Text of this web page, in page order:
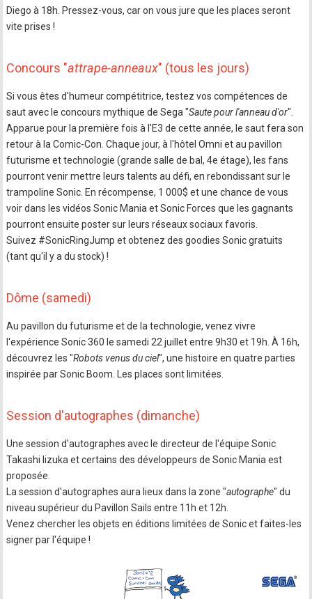
Diego à 18h. Pressez-vous, car on vous jure que les places seront
vite prises !
Concours "attrape-anneaux" (tous les jours)
Si vous êtes d'humeur compétitrice, testez vos compétences de
saut avec le concours mythique de Sega "Saute pour l'anneau d'or".
Apparue pour la première fois à l'E3 de cette année, le saut fera son
retour à la Comic-Con. Chaque jour, à l'hôtel Omni et au pavillon
futurisme et technologie (grande salle de bal, 4e étage), les fans
pourront venir mettre leurs talents au défi, en rebondissant sur le
trampoline Sonic. En récompense, 1 000$ et une chance de vous
voir dans les vidéos Sonic Mania et Sonic Forces que les gagnants
pourront ensuite poster sur leurs réseaux sociaux favoris.
Suivez #SonicRingJump et obtenez des goodies Sonic gratuits
(tant qu'il y a du stock) !
Dôme (samedi)
Au pavillon du futurisme et de la technologie, venez vivre
l'expérience Sonic 360 le samedi 22 juillet entre 9h30 et 19h. À 16h,
découvrez les "Robots venus du ciel", une histoire en quatre parties
inspirée par Sonic Boom. Les places sont limitées.
Session d'autographes (dimanche)
Une session d'autographes avec le directeur de l'équipe Sonic
Takashi Iizuka et certains des développeurs de Sonic Mania est
proposée.
La session d'autographes aura lieux dans la zone "autographe" du
niveau supérieur du Pavillon Sails entre 11h et 12h.
Venez chercher les objets en éditions limitées de Sonic et faites-les
signer par l'équipe !